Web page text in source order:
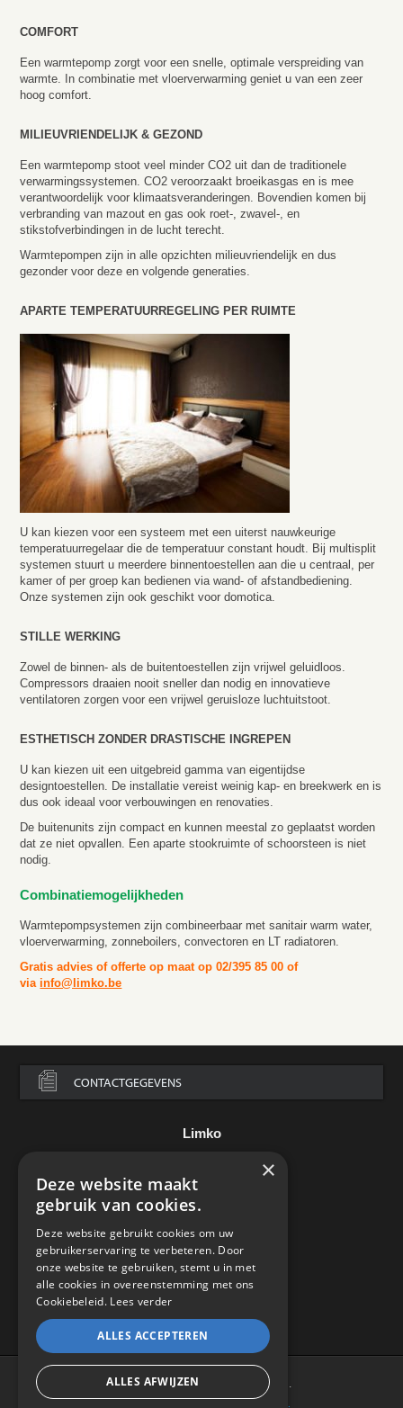
COMFORT
Een warmtepomp zorgt voor een snelle, optimale verspreiding van
warmte. In combinatie met vloerverwarming geniet u van een zeer
hoog comfort.
MILIEUVRIENDELIJK & GEZOND
Een warmtepomp stoot veel minder CO2 uit dan de traditionele
verwarmingssystemen. CO2 veroorzaakt broeikasgas en is mee
verantwoordelijk voor klimaatsveranderingen. Bovendien komen bij
verbranding van mazout en gas ook roet-, zwavel-, en
stikstofverbindingen in de lucht terecht.
Warmtepompen zijn in alle opzichten milieuvriendelijk en dus
gezonder voor deze en volgende generaties.
APARTE TEMPERATUURREGELING PER RUIMTE
U kan kiezen voor een systeem met een uiterst nauwkeurige
temperatuurregelaar die de temperatuur constant houdt. Bij multisplit
systemen stuurt u meerdere binnentoestellen aan die u centraal, per
kamer of per groep kan bedienen via wand- of afstandbediening.
Onze systemen zijn ook geschikt voor domotica.
STILLE WERKING
Zowel de binnen- als de buitentoestellen zijn vrijwel geluidloos.
Compressors draaien nooit sneller dan nodig en innovatieve
ventilatoren zorgen voor een vrijwel geruisloze luchtuitstoot.
ESTHETISCH ZONDER DRASTISCHE INGREPEN
U kan kiezen uit een uitgebreid gamma van eigentijdse
designtoestellen. De installatie vereist weinig kap- en breekwerk en is
dus ook ideaal voor verbouwingen en renovaties.
De buitenunits zijn compact en kunnen meestal zo geplaatst worden
dat ze niet opvallen. Een aparte stookruimte of schoorsteen is niet
nodig.
Combinatiemogelijkheden
Warmtepompsystemen zijn combineerbaar met sanitair warm water,
vloerverwarming, zonneboilers, convectoren en LT radiatoren.
Gratis advies of offerte op maat op 02/395 85 00 of
via info@limko.be
CONTACTGEGEVENS
Limko
B-7850 Edingen
e-mail:info@limko.be
© Limko 2021 – All Rights Reserved.
×
Deze website maakt
gebruik van cookies.
Deze website gebruikt cookies om uw
gebruikerservaring te verbeteren. Door
onze website te gebruiken, stemt u in met
alle cookies in overeenstemming met ons
Cookiebeleid. Lees verder
ALLES ACCEPTEREN
ALLES AFWIJZEN